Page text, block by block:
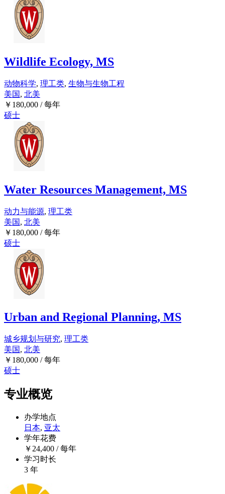
Wildlife Ecology, MS
动物科学, 理工类, 生物与生物工程
美国, 北美
￥ 180,000 / 每年
硕士
Water Resources Management, MS
动力与能源, 理工类
美国, 北美
￥ 180,000 / 每年
硕士
Urban and Regional Planning, MS
城乡规划与研究, 理工类
美国, 北美
￥ 180,000 / 每年
硕士
专业概览
办学地点
日本, 亚太
学年花费
￥ 24,400 / 每年
学习时长
3 年